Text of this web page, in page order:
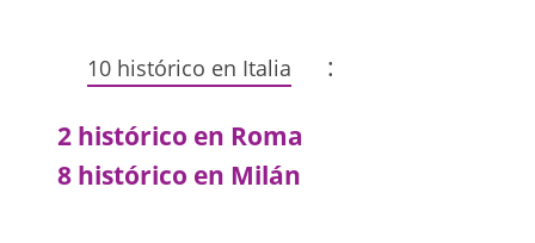
10 histórico en Italia :
2 histórico en Roma
8 histórico en Milán